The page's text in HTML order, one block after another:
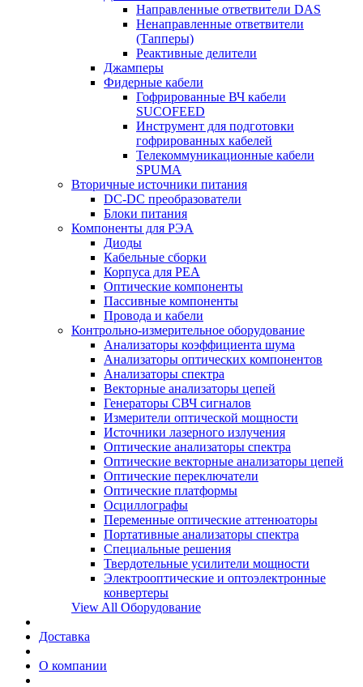
Направленные ответвители DAS
Ненаправленные ответвители
(Тапперы)
Реактивные делители
Джамперы
Фидерные кабели
Гофрированные ВЧ кабели
SUCOFEED
Инструмент для подготовки
гофрированных кабелей
Телекоммуникационные кабели
SPUMA
Вторичные источники питания
DC-DC преобразователи
Блоки питания
Компоненты для РЭА
Диоды
Кабельные сборки
Корпуса для РЕА
Оптические компоненты
Пассивные компоненты
Провода и кабели
Контрольно-измерительное оборудование
Анализаторы коэффициента шума
Анализаторы оптических компонентов
Анализаторы спектра
Векторные анализаторы цепей
Генераторы СВЧ сигналов
Измерители оптической мощности
Источники лазерного излучения
Оптические анализаторы спектра
Оптические векторные анализаторы цепей
Оптические переключатели
Оптические платформы
Осциллографы
Переменные оптические аттенюаторы
Портативные анализаторы спектра
Специальные решения
Твердотельные усилители мощности
Электрооптические и оптоэлектронные
конвертеры
View All Оборудование
Доставка
О компании